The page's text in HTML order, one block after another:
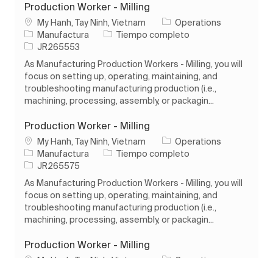
Production Worker - Milling
Ubicación
My Hanh, Tay Ninh, Vietnam
Operations
Categoría
Manufactura Tipo de trabajo
Tiempo completo
ID de trabajo
JR265553
As Manufacturing Production Workers - Milling, you will
focus on setting up, operating, maintaining, and
troubleshooting manufacturing production (i.e.,
machining, processing, assembly, or packagin...
Production Worker - Milling
Ubicación
My Hanh, Tay Ninh, Vietnam
Operations
Categoría
Manufactura Tipo de trabajo
Tiempo completo
ID de trabajo
JR265575
As Manufacturing Production Workers - Milling, you will
focus on setting up, operating, maintaining, and
troubleshooting manufacturing production (i.e.,
machining, processing, assembly, or packagin...
Production Worker - Milling